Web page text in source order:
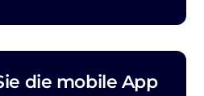
die mobile App